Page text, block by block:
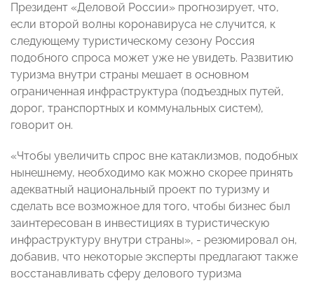
Президент «Деловой России» прогнозирует, что,
если второй волны коронавируса не случится, к
следующему туристическому сезону Россия
подобного спроса может уже не увидеть. Развитию
туризма внутри страны мешает в основном
ограниченная инфраструктура (подъездных путей,
дорог, транспортных и коммунальных систем),
говорит он.
«Чтобы увеличить спрос вне катаклизмов, подобных
нынешнему, необходимо как можно скорее принять
адекватный национальный проект по туризму и
сделать все возможное для того, чтобы бизнес был
заинтересован в инвестициях в туристическую
инфраструктуру внутри страны», - резюмировал он,
добавив, что некоторые эксперты предлагают также
восстанавливать сферу делового туризма